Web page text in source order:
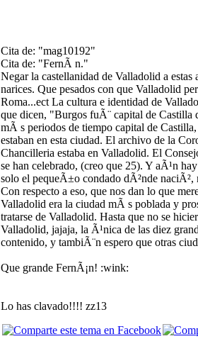
Cita de: "mag10192"
Cita de: "FernÃ n."
Negar la castellanidad de Valladolid a estas
narices. Que pesados con que Valladolid
Roma...ect La cultura e identidad de
que dicen, "Burgos fuÃ¨ capital de Castilla
mÃ s periodos de tiempo capital de
estaban en esta ciudad. El archivo de la
Chancilleria estaba en Valladolid. El
se han celebrado, (creo que 25). Y aÃ¹n
solo el pequeÃ±o condado dÃ²nde naciÃ²,
Con respecto a eso, que nos dan lo que
Valladolid era la ciudad mÃ s poblada y
tratarse de Valladolid. Hasta que no se
Valladolid, jajaja, la Ã¹nica de las diez
contenido, y tambiÃ¨n espero que otras
Que grande FernÃ¡n! :wink:
Lo has clavado!!!! zz13